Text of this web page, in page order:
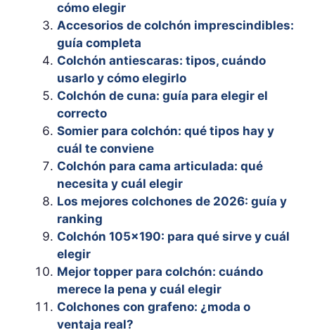
cómo elegir
Accesorios de colchón imprescindibles:
guía completa
Colchón antiescaras: tipos, cuándo
usarlo y cómo elegirlo
Colchón de cuna: guía para elegir el
correcto
Somier para colchón: qué tipos hay y
cuál te conviene
Colchón para cama articulada: qué
necesita y cuál elegir
Los mejores colchones de 2026: guía y
ranking
Colchón 105×190: para qué sirve y cuál
elegir
Mejor topper para colchón: cuándo
merece la pena y cuál elegir
Colchones con grafeno: ¿moda o
ventaja real?